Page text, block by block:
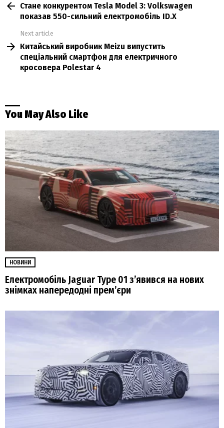
moreСтане конкурентом Tesla Model 3: Volkswagen
показав 550-сильний електромобіль ID.X
Next article
Китайський виробник Meizu випустить
спеціальний смартфон для електричного
кросовера Polestar 4
You May Also Like
НОВИНИ
Електромобіль Jaguar Type 01 з’явився на нових
знімках напередодні прем’єри